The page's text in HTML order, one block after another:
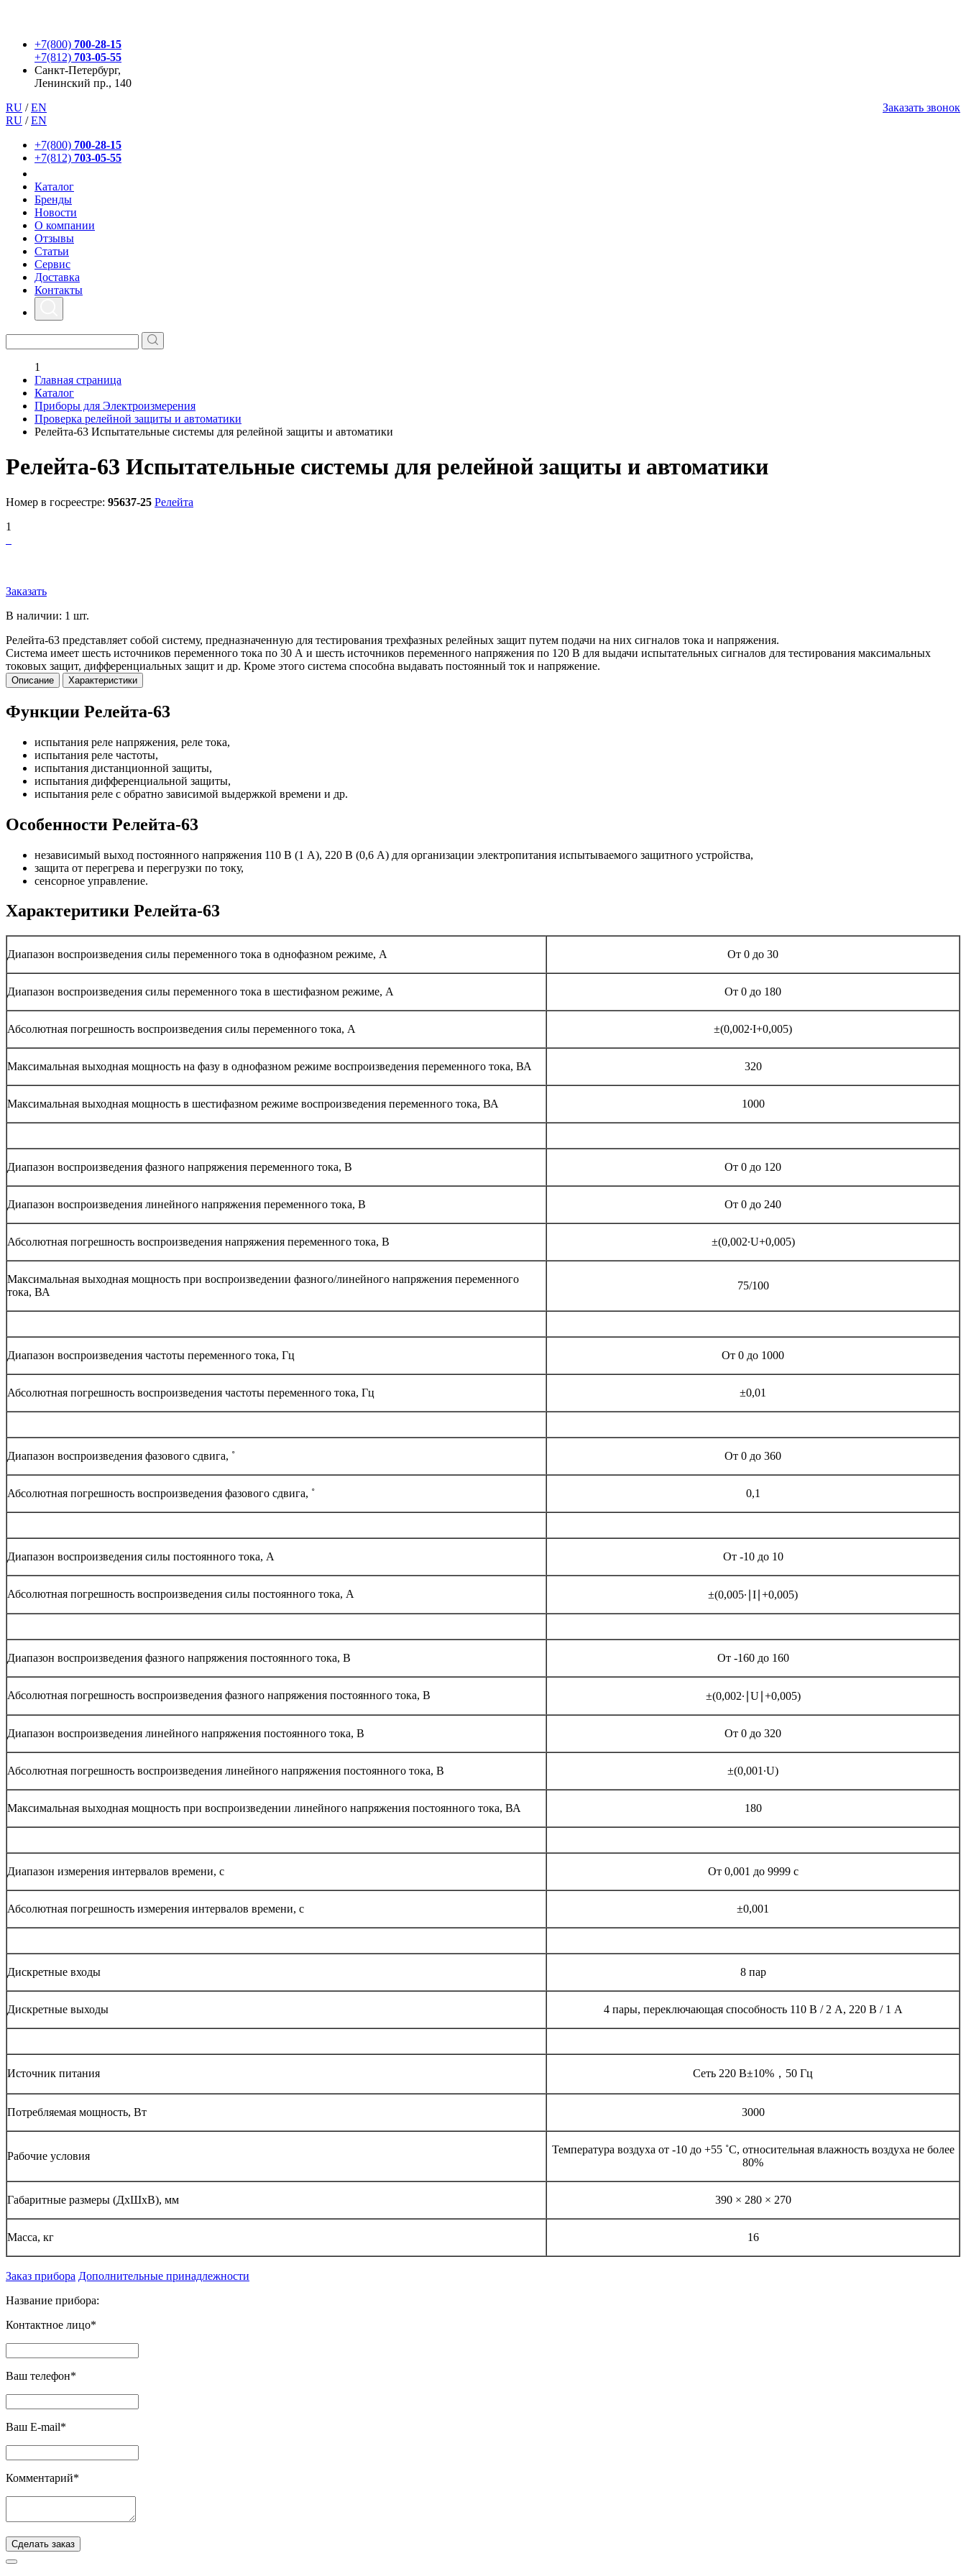
+7(800) 700-28-15
+7(812) 703-05-55
Санкт-Петербург,
Ленинский пр., 140
RU / EN
Заказать звонок
RU / EN
+7(800) 700-28-15
+7(812) 703-05-55
Каталог
Бренды
Новости
О компании
Отзывы
Статьи
Сервис
Доставка
Контакты
1
Главная страница
Каталог
Приборы для Электроизмерения
Проверка релейной защиты и автоматики
Релейта-63 Испытательные системы для релейной защиты и автоматики
Релейта-63 Испытательные системы для релейной защиты и автоматики
Номер в госреестре: 95637-25 Релейта
1
Заказать
В наличии: 1 шт.
Релейта-63 представляет собой систему, предназначенную для тестирования трехфазных релейных защит путем подачи на них сигналов тока и напряжения.
Система имеет шесть источников переменного тока по 30 А и шесть источников переменного напряжения по 120 В для выдачи испытательных сигналов для тестирования максимальных
токовых защит, дифференциальных защит и др. Кроме этого система способна выдавать постоянный ток и напряжение.
Описание Характеристики
Функции Релейта-63
испытания реле напряжения, реле тока,
испытания реле частоты,
испытания дистанционной защиты,
испытания дифференциальной защиты,
испытания реле с обратно зависимой выдержкой времени и др.
Особенности Релейта-63
независимый выход постоянного напряжения 110 В (1 А), 220 В (0,6 A) для организации электропитания испытываемого защитного устройства,
защита от перегрева и перегрузки по току,
сенсорное управление.
Характеритики Релейта-63
Диапазон воспроизведения силы переменного тока в однофазном режиме, А От 0 до 30
Диапазон воспроизведения силы переменного тока в шестифазном режиме, А От 0 до 180
Абсолютная погрешность воспроизведения силы переменного тока, А ±(0,002·I+0,005)
Максимальная выходная мощность на фазу в однофазном режиме воспроизведения переменного тока, ВА 320
Максимальная выходная мощность в шестифазном режиме воспроизведения переменного тока, ВА 1000
Диапазон воспроизведения фазного напряжения переменного тока, В От 0 до 120
Диапазон воспроизведения линейного напряжения переменного тока, В От 0 до 240
Абсолютная погрешность воспроизведения напряжения переменного тока, В ±(0,002·U+0,005)
Максимальная выходная мощность при воспроизведении фазного/линейного напряжения переменного
тока, ВА
75/100
Диапазон воспроизведения частоты переменного тока, Гц От 0 до 1000
Абсолютная погрешность воспроизведения частоты переменного тока, Гц ±0,01
Диапазон воспроизведения фазового сдвига, ˚ От 0 до 360
Абсолютная погрешность воспроизведения фазового сдвига, ˚ 0,1
Диапазон воспроизведения силы постоянного тока, А От -10 до 10
Абсолютная погрешность воспроизведения силы постоянного тока, А ±(0,005·∣I∣+0,005)
Диапазон воспроизведения фазного напряжения постоянного тока, В От -160 до 160
Абсолютная погрешность воспроизведения фазного напряжения постоянного тока, В ±(0,002·∣U∣+0,005)
Диапазон воспроизведения линейного напряжения постоянного тока, В От 0 до 320
Абсолютная погрешность воспроизведения линейного напряжения постоянного тока, В ±(0,001·U)
Максимальная выходная мощность при воспроизведении линейного напряжения постоянного тока, ВА 180
Диапазон измерения интервалов времени, с От 0,001 до 9999 с
Абсолютная погрешность измерения интервалов времени, с ±0,001
Дискретные входы 8 пар
Дискретные выходы 4 пары, переключающая способность 110 В / 2 А, 220 В / 1 А
Источник питания Сеть 220 В±10%，50 Гц
Потребляемая мощность, Вт 3000
Рабочие условия
Температура воздуха от -10 до +55 ˚С, относительная влажность воздуха не более
80%
Габаритные размеры (ДхШхВ), мм 390 × 280 × 270
Масса, кг 16
Заказ прибора Дополнительные принадлежности
Название прибора:
Контактное лицо*
Ваш телефон*
Ваш E-mail*
Комментарий*
Сделать заказ